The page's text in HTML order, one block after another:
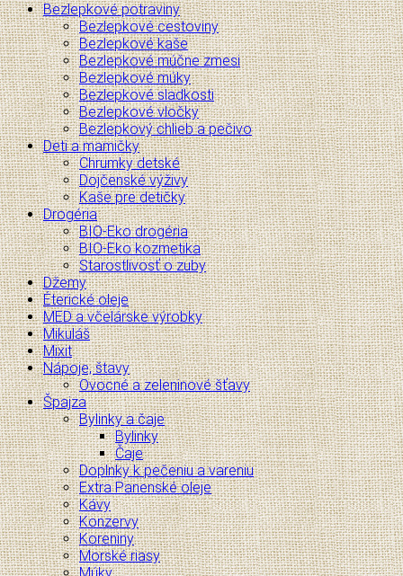
Bezlepkové potraviny
Bezlepkové cestoviny
Bezlepkové kaše
Bezlepkové múčne zmesi
Bezlepkové múky
Bezlepkové sladkosti
Bezlepkové vločky
Bezlepkový chlieb a pečivo
Deti a mamičky
Chrumky detské
Dojčenské výživy
Kaše pre detičky
Drogéria
BIO-Eko drogéria
BIO-Eko kozmetika
Starostlivosť o zuby
Džemy
Éterické oleje
MED a včelárske výrobky
Mikuláš
Mixit
Nápoje, štavy
Ovocné a zeleninové šťavy
Špajza
Bylinky a čaje
Bylinky
Čaje
Doplnky k pečeniu a vareniu
Extra Panenské oleje
Kávy
Konzervy
Koreniny
Morské riasy